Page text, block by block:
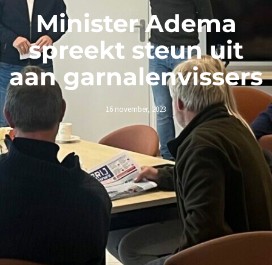
Minister Adema
spreekt steun uit
aan garnalenvissers
16 november, 2023